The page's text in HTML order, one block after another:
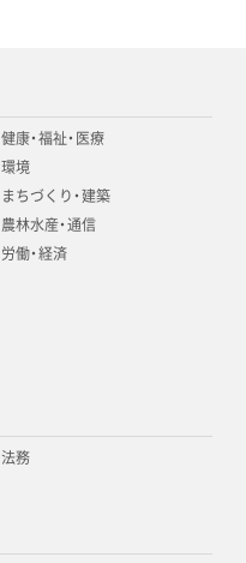
健康・福祉・医療
環境
まちづくり・建築
農林水産・通信
労働・経済
法務